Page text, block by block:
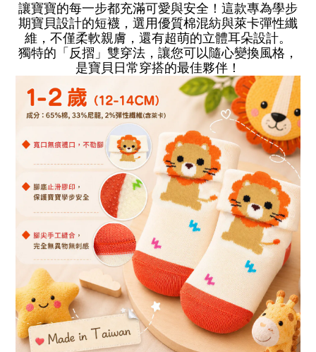
讓寶寶的每一步都充滿可愛與安全！這款專為學步
期寶貝設計的短襪，選用優質棉混紡與萊卡彈性纖
維，不僅柔軟親膚，還有超萌的立體耳朵設計。
獨特的「反摺」雙穿法，讓您可以隨心變換風格，
是寶貝日常穿搭的最佳夥伴！